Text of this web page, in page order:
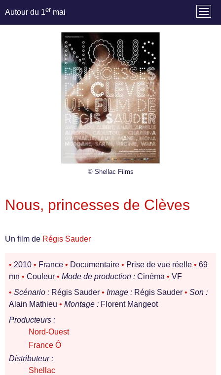
Autour du 1er mai
© Shellac Films
Nous, princesses de Clèves
Un film de Régis Sauder
• 2010 • France • Documentaire • Prise de vue réelle • 69
mn • Couleur • Mode de production : Cinéma • VF
• Scénario : Régis Sauder • Image : Régis Sauder • Son :
Alain Mathieu • Montage : Florent Mangeot
Producteurs :
Nord-Ouest
France Ô
Distributeur :
Shellac